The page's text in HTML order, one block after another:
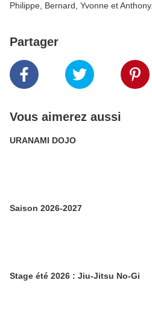
Philippe, Bernard, Yvonne et Anthony.
Partager
Vous aimerez aussi
URANAMI DOJO
Saison 2026-2027
Stage été 2026 : Jiu-Jitsu No-Gi